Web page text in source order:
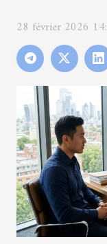
28 février 2026